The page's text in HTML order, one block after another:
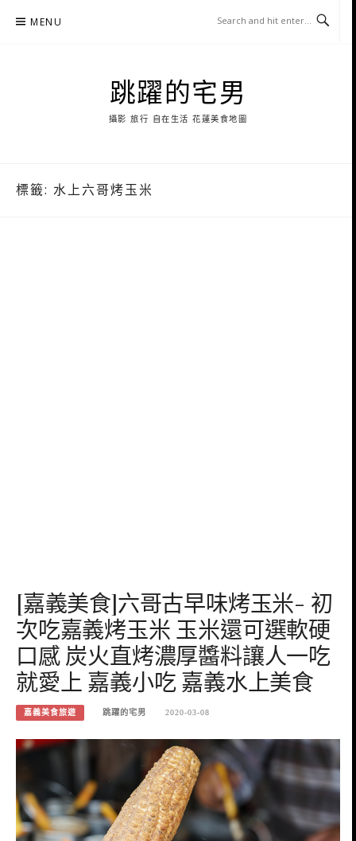
MENU
跳躍的宅男
攝影 旅行 自在生活 花蓮美食地圖
標籤: 水上六哥烤玉米
[嘉義美食]六哥古早味烤玉米- 初
次吃嘉義烤玉米 玉米還可選軟硬
口感 炭火直烤濃厚醬料讓人一吃
就愛上 嘉義小吃 嘉義水上美食
嘉義美食旅遊 跳躍的宅男 2020-03-08